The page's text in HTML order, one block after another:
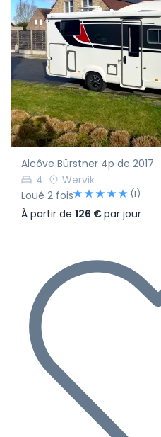
Alcôve Bürstner 4p de 2017
4
Wervik
Loué 2 fois
(1)
À partir de 126 €par jour